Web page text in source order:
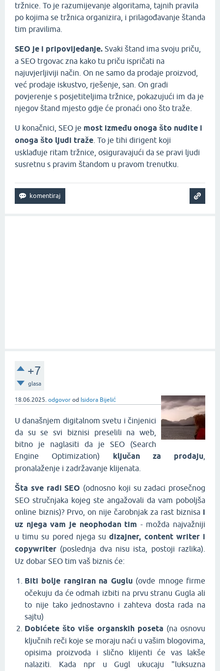
tržnice. To je razumijevanje algoritama, tajnih pravila
po kojima se tržnica organizira, i prilagođavanje štanda
tim pravilima.
SEO je i pripovijedanje. Svaki štand ima svoju priču,
a SEO trgovac zna kako tu priču ispričati na
najuvjerljiviji način. On ne samo da prodaje proizvod,
već prodaje iskustvo, rješenje, san. On gradi
povjerenje s posjetiteljima tržnice, pokazujući im da je
njegov štand mjesto gdje će pronaći ono što traže.
U konačnici, SEO je most između onoga što nudite i
onoga što ljudi traže . To je tihi dirigent koji
usklađuje ritam tržnice, osiguravajući da se pravi ljudi
susretnu s pravim štandom u pravom trenutku.
+7
glasa
18.06.2025. odgovor od Isidora Bijelić
U današnjem digitalnom svetu i činjenici
da su se svi biznisi preselili na web,
bitno je naglasiti da je SEO (Search
Engine Optimization) ključan za prodaju
pronalaženje i zadržavanje klijenata.
Šta sve radi SEO (odnosno koji su zadaci prosečnog
SEO stručnjaka kojeg ste angažovali da vam poboljša
online biznis)? Prvo, on nije čarobnjak za rast biznisa i
uz njega vam je neophodan tim - možda najvažniji
u timu su pored njega sudizajner, content writer i
copywriter (poslednja dva nisu ista, postoji razlika).
Uz dobar SEO tim vaš biznis će:
Biti bolje rangiran na Guglu(ovde mnoge firme
očekuju da će odmah izbiti na prvu stranu Gugla ali
to nije tako jednostavno i zahteva dosta rada na
sajtu)
Dobićete što više organskih poseta (na osnovu
ključnih reči koje se moraju naći u vašim blogovima,
opisima proizvoda i slično klijenti će vas lakše
nalaziti. Kada npr u Gugl ukucaju "luksuzna